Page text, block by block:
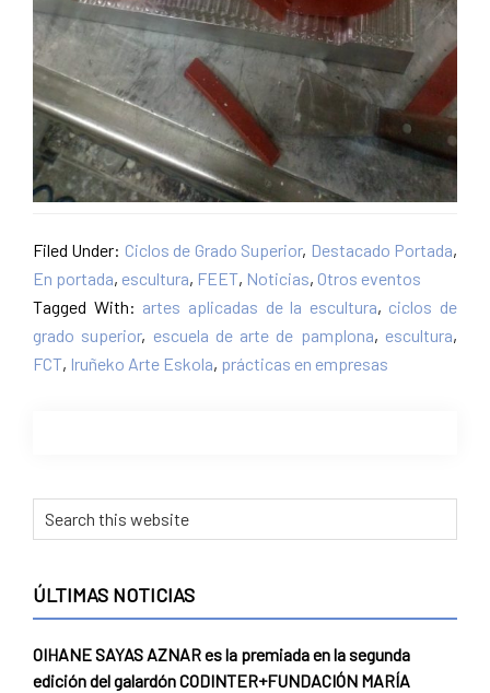
Filed Under: Ciclos de Grado Superior, Destacado Portada,
En portada, escultura, FEET, Noticias, Otros eventos
Tagged With: artes aplicadas de la escultura, ciclos de
grado superior, escuela de arte de pamplona, escultura,
FCT, Iruñeko Arte Eskola, prácticas en empresas
Primary
Sidebar
Search
this
ÚLTIMAS NOTICIAS
OIHANE SAYAS AZNAR es la premiada en la segunda
edición del galardón CODINTER+FUNDACIÓN MARÍA